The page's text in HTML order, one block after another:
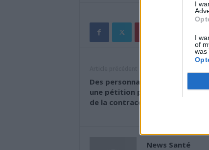
I
I
of
was
Des personnalités publiques
une pétition pour la
de la contraception masculine
News Santé